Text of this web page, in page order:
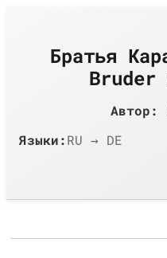
Братья
Bruder
Автор:
Языки:RU → DE